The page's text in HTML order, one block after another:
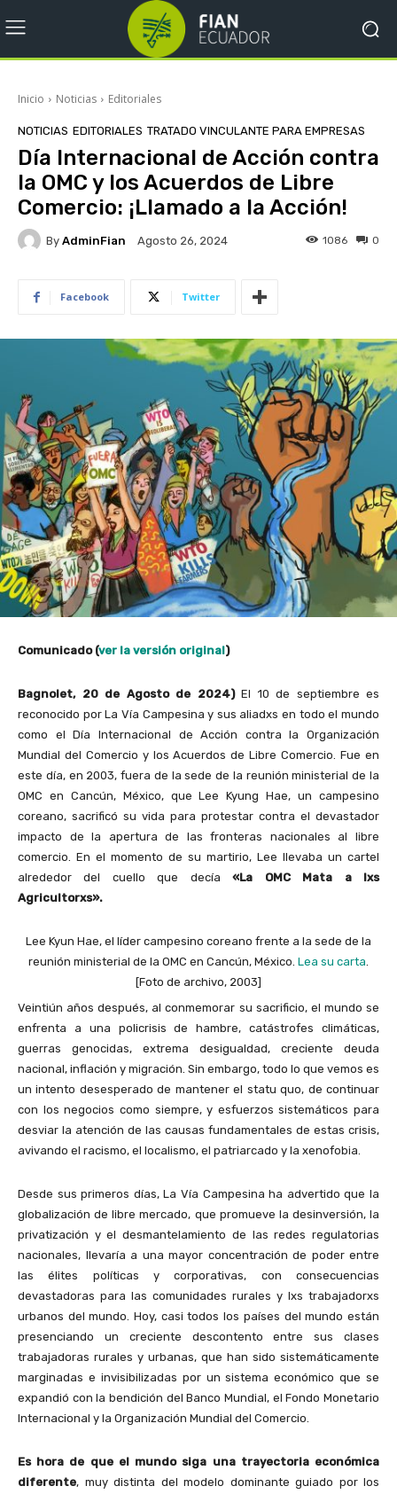
Inicio Noticias Editoriales
NOTICIAS EDITORIALES TRATADO VINCULANTE PARA EMPRESAS
Día Internacional de Acción contra
la OMC y los Acuerdos de Libre
Comercio: ¡Llamado a la Acción!
By AdminFian Agosto 26, 2024 0
1086
Facebook Twitter
Comunicado (ver la versión original)
Bagnolet, 20 de Agosto de 2024) El 10 de septiembre es
reconocido por La Vía Campesina y sus aliadxs en todo el mundo
como el Día Internacional de Acción contra la Organización
Mundial del Comercio y los Acuerdos de Libre Comercio. Fue en
este día, en 2003, fuera de la sede de la reunión ministerial de la
OMC en Cancún, México, que Lee Kyung Hae, un campesino
coreano, sacrificó su vida para protestar contra el devastador
impacto de la apertura de las fronteras nacionales al libre
comercio. En el momento de su martirio, Lee llevaba un cartel
alrededor del cuello que decía«La OMC Mata a lxs
Agricultorxs».
Lee Kyun Hae, el líder campesino coreano frente a la sede de la
reunión ministerial de la OMC en Cancún, México. Lea su carta
[Foto de archivo, 2003]
Veintiún años después, al conmemorar su sacrificio, el mundo se
enfrenta a una policrisis de hambre, catástrofes climáticas,
guerras genocidas, extrema desigualdad, creciente deuda
nacional, inflación y migración. Sin embargo, todo lo que vemos es
un intento desesperado de mantener el statu quo, de continuar
con los negocios como siempre, y esfuerzos sistemáticos para
desviar la atención de las causas fundamentales de estas crisis,
avivando el racismo, el localismo, el patriarcado y la xenofobia.
Desde sus primeros días, La Vía Campesina ha advertido que la
globalización de libre mercado, que promueve la desinversión, la
privatización y el desmantelamiento de las redes regulatorias
nacionales, llevaría a una mayor concentración de poder entre
las élites políticas y corporativas, con consecuencias
devastadoras para las comunidades rurales y lxs trabajadorxs
urbanos del mundo. Hoy, casi todos los países del mundo están
presenciando un creciente descontento entre sus clases
trabajadoras rurales y urbanas, que han sido sistemáticamente
marginadas e invisibilizadas por un sistema económico que se
expandió con la bendición del Banco Mundial, el Fondo Monetario
Internacional y la Organización Mundial del Comercio.
Es hora de que el mundo siga una trayectoria económica
diferente, muy distinta del modelo dominante guiado por los